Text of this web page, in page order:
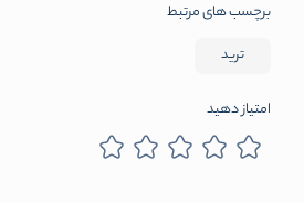
برچسب های مرتبط
ترید
امتیاز دهید